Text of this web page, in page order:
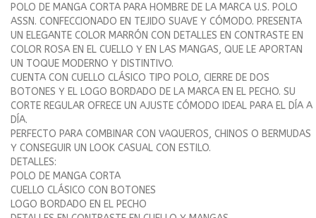
POLO DE MANGA CORTA PARA HOMBRE DE LA MARCA U.S. POLO
ASSN. CONFECCIONADO EN TEJIDO SUAVE Y CÓMODO. PRESENTA
UN ELEGANTE COLOR MARRÓN CON DETALLES EN CONTRASTE EN
COLOR ROSA EN EL CUELLO Y EN LAS MANGAS, QUE LE APORTAN
UN TOQUE MODERNO Y DISTINTIVO.
CUENTA CON CUELLO CLÁSICO TIPO POLO, CIERRE DE DOS
BOTONES Y EL LOGO BORDADO DE LA MARCA EN EL PECHO. SU
CORTE REGULAR OFRECE UN AJUSTE CÓMODO IDEAL PARA EL DÍA A
DÍA.
PERFECTO PARA COMBINAR CON VAQUEROS, CHINOS O BERMUDAS
Y CONSEGUIR UN LOOK CASUAL CON ESTILO.
DETALLES:
POLO DE MANGA CORTA
CUELLO CLÁSICO CON BOTONES
LOGO BORDADO EN EL PECHO